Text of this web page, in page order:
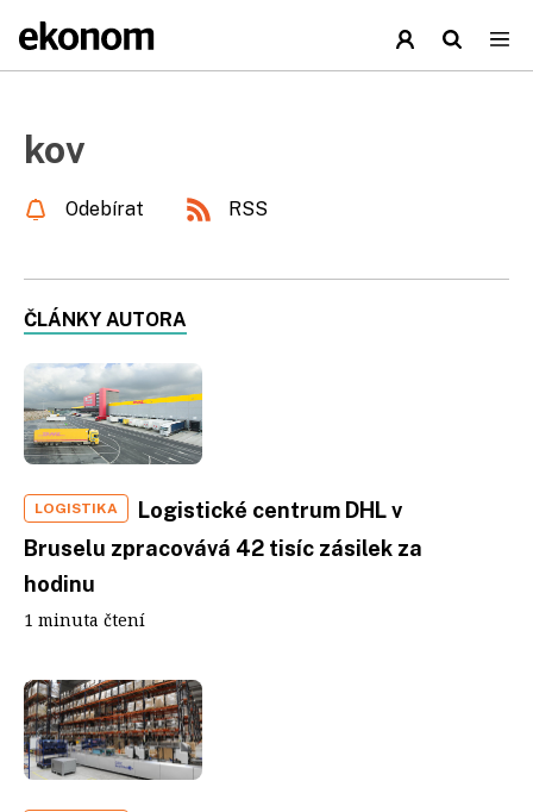
kov
Odebírat RSS
ČLÁNKY AUTORA
LOGISTIKA
Logistické centrum DHL v
Bruselu zpracovává 42 tisíc zásilek za
hodinu
1 minuta čtení